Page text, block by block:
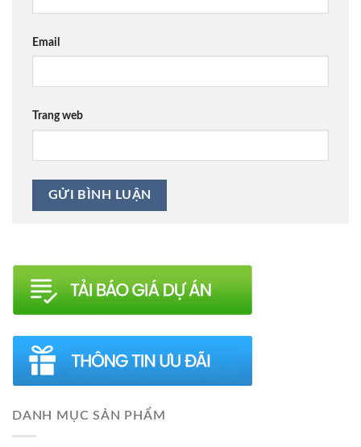
Email
Trang web
DANH MỤC SẢN PHẨM